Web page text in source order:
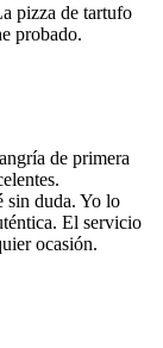
pizza de tartufo
probado.
de primera
sin duda. Yo lo
El servicio
ocasión.